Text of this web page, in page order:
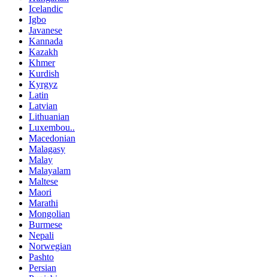
Icelandic
Igbo
Javanese
Kannada
Kazakh
Khmer
Kurdish
Kyrgyz
Latin
Latvian
Lithuanian
Luxembou..
Macedonian
Malagasy
Malay
Malayalam
Maltese
Maori
Marathi
Mongolian
Burmese
Nepali
Norwegian
Pashto
Persian